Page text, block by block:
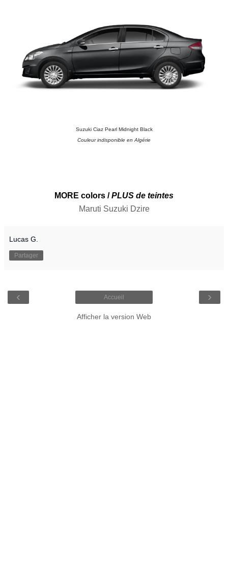
Suzuki Ciaz Pearl Midnight Black
Couleur indisponible en Algérie
MORE colors /PLUS de teintes
Maruti Suzuki Dzire
Lucas G.
Partager
‹ ›
Accueil
Afficher la version Web